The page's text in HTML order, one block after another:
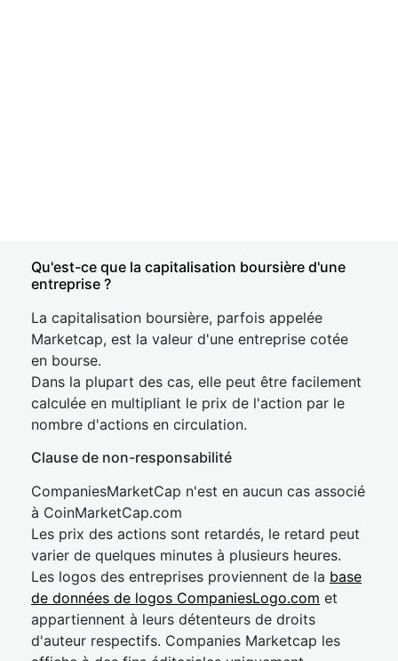
Qu'est-ce que la capitalisation boursière d'une
entreprise ?
La capitalisation boursière, parfois appelée
Marketcap, est la valeur d'une entreprise cotée
en bourse.
Dans la plupart des cas, elle peut être facilement
calculée en multipliant le prix de l'action par le
nombre d'actions en circulation.
Clause de non-responsabilité
CompaniesMarketCap n'est en aucun cas associé
à CoinMarketCap.com
Les prix des actions sont retardés, le retard peut
varier de quelques minutes à plusieurs heures.
Les logos des entreprises proviennent de la base
de données de logos CompaniesLogo.com et
appartiennent à leurs détenteurs de droits
d'auteur respectifs. Companies Marketcap les